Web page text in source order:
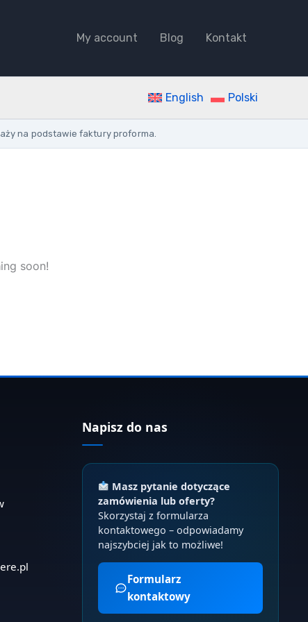
My account Blog Kontakt
English Polski
na podstawie faktury proforma.
soon!
Napisz do nas
Masz pytanie dotyczące
zamówienia lub oferty?
Skorzystaj z formularza
kontaktowego – odpowiadamy
najszybciej jak to możliwe!
Formularz
kontaktowy
10A
230V
IP65
SENSOR